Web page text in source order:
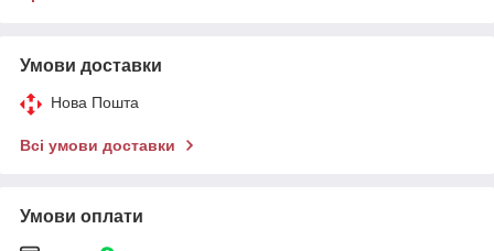
Умови доставки
Нова Пошта
Всі умови доставки
Умови оплати